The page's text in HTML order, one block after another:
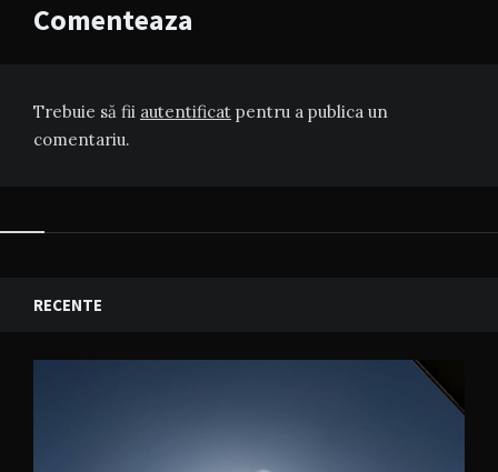
Comenteaza
Trebuie să fii autentificat pentru a publica un
comentariu.
RECENTE